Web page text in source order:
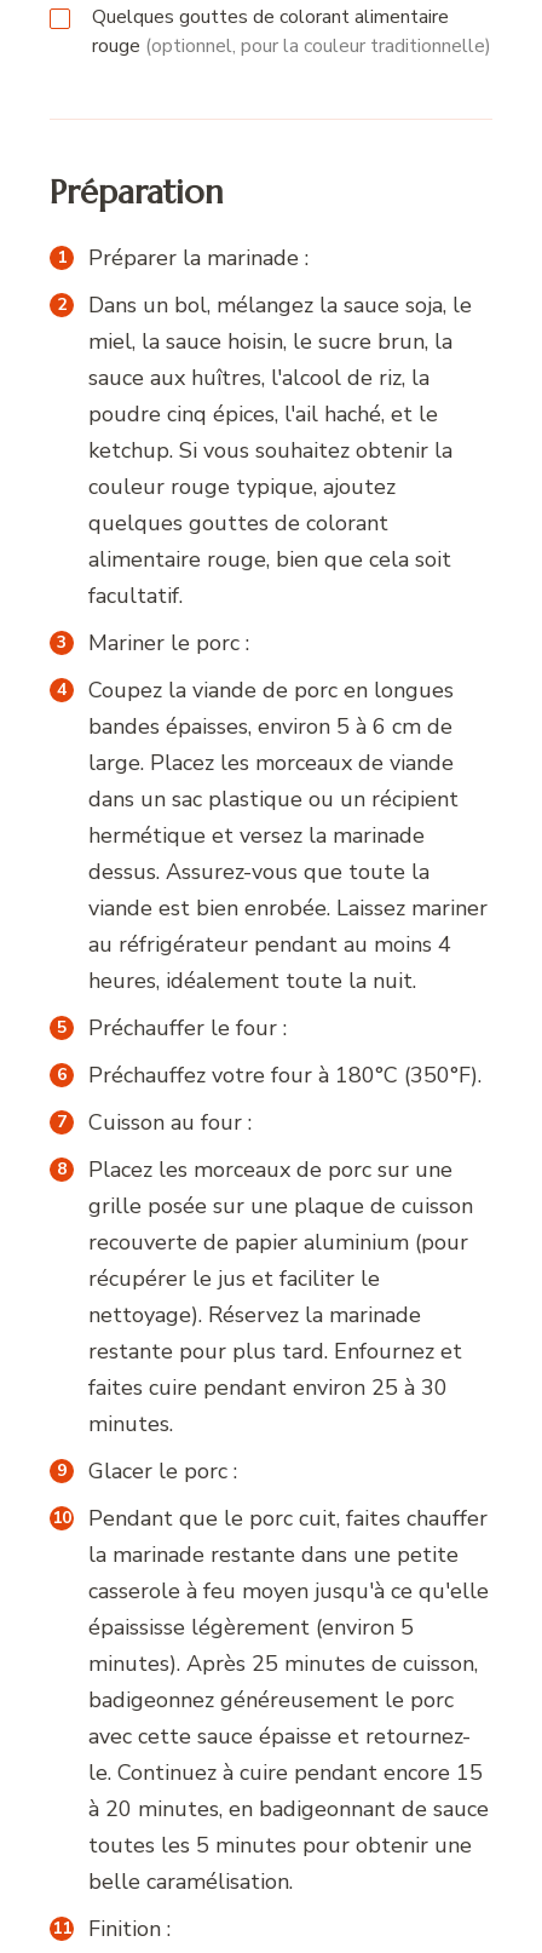
Quelques gouttes de colorant alimentaire
rouge (optionnel, pour la couleur traditionnelle)
Préparation
Préparer la marinade :
Dans un bol, mélangez la sauce soja, le
miel, la sauce hoisin, le sucre brun, la
sauce aux huîtres, l'alcool de riz, la
poudre cinq épices, l'ail haché, et le
ketchup. Si vous souhaitez obtenir la
couleur rouge typique, ajoutez
quelques gouttes de colorant
alimentaire rouge, bien que cela soit
facultatif.
Mariner le porc :
Coupez la viande de porc en longues
bandes épaisses, environ 5 à 6 cm de
large. Placez les morceaux de viande
dans un sac plastique ou un récipient
hermétique et versez la marinade
dessus. Assurez-vous que toute la
viande est bien enrobée. Laissez mariner
au réfrigérateur pendant au moins 4
heures, idéalement toute la nuit.
Préchauffer le four :
Préchauffez votre four à 180°C (350°F).
Cuisson au four :
Placez les morceaux de porc sur une
grille posée sur une plaque de cuisson
recouverte de papier aluminium (pour
récupérer le jus et faciliter le
nettoyage). Réservez la marinade
restante pour plus tard. Enfournez et
faites cuire pendant environ 25 à 30
minutes.
Glacer le porc :
Pendant que le porc cuit, faites chauffer
la marinade restante dans une petite
casserole à feu moyen jusqu'à ce qu'elle
épaississe légèrement (environ 5
minutes). Après 25 minutes de cuisson,
badigeonnez généreusement le porc
avec cette sauce épaisse et retournez-
le. Continuez à cuire pendant encore 15
à 20 minutes, en badigeonnant de sauce
toutes les 5 minutes pour obtenir une
belle caramélisation.
Finition :